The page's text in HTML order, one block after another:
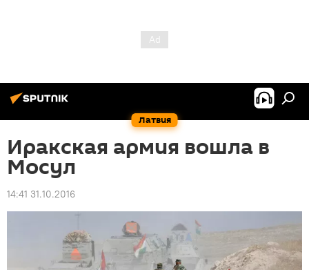
Латвия
Иракская армия вошла в
Мосул
14:41 31.10.2016